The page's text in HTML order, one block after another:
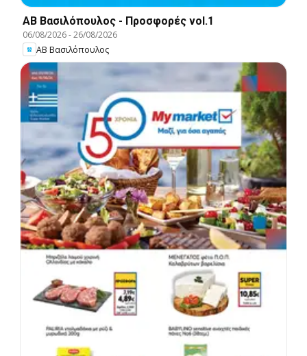
ΑΒ Βασιλόπουλος - Προσφορές vol.1
06/08/2026-26/08/2026
ΑΒ Βασιλόπουλος